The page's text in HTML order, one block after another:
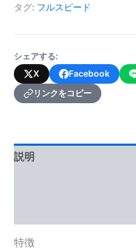
ヶ
(フ
ス
ピ
ー
ド
タ
使
ン)
タグ: フルスピード
シェアする:
X
Facebook
リンクをコピー
説明
特徴